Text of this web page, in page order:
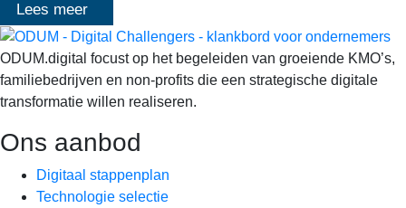
Lees meer
ODUM.digital focust op het begeleiden van groeiende KMO’s,
familiebedrijven en non-profits die een strategische digitale
transformatie willen realiseren.
Ons aanbod
Digitaal stappenplan
Technologie selectie